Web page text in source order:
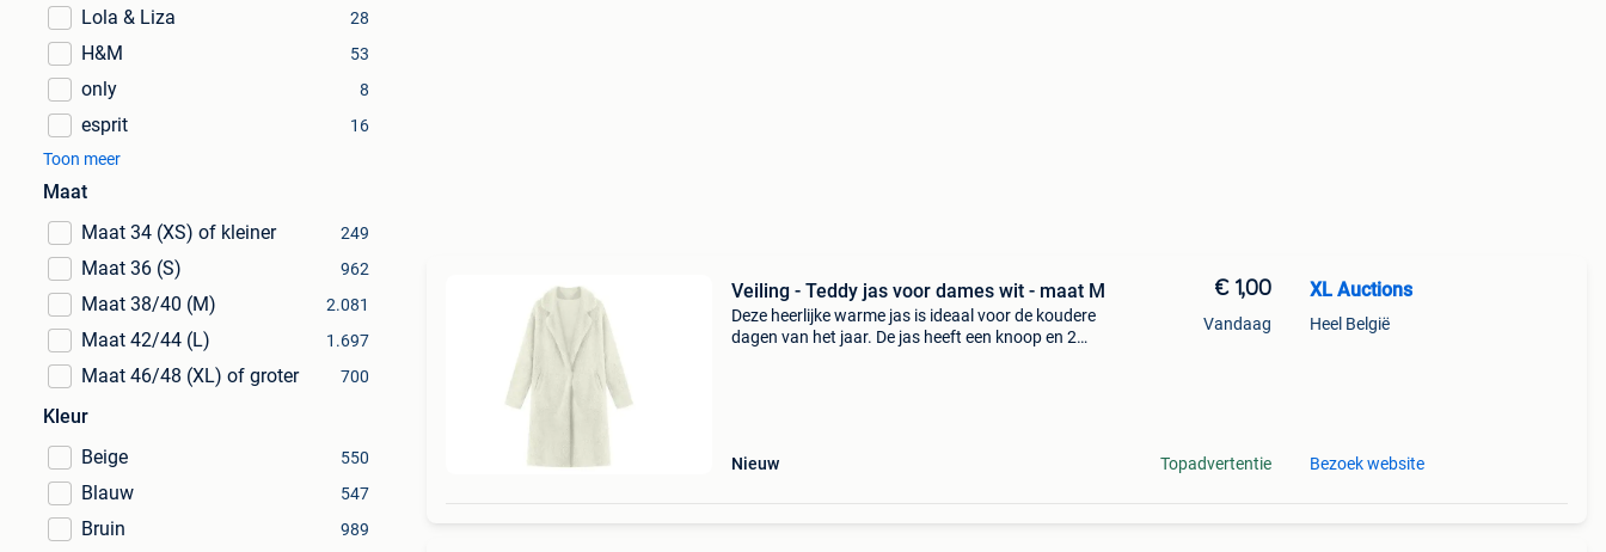
Lola & Liza 28
H&M 53
only 8
esprit
16
Toon meer
Maat
Maat 34 (XS) of kleiner
249
Maat 36 (S) 962
Maat 38/40 (M) 2.081
Maat 42/44 (L) 1.697
Maat 46/48 (XL) of groter 700
Kleur
Beige
550
Blauw 547
Bruin 989
Veiling - Teddy jas voor dames wit - maat M
Deze heerlijke warme jas is ideaal voor de koudere
dagen van het jaar. De jas heeft een knoop en 2
Nieuw
€ 1,00
Vandaag
Topadvertentie
XL Auctions
Heel België
Bezoek website